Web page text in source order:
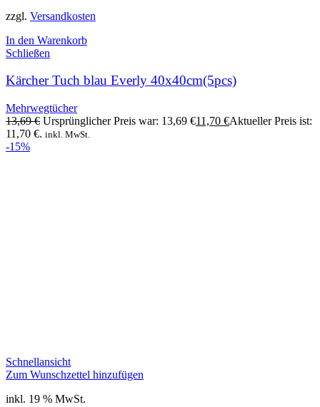
zzgl. Versandkosten
In den Warenkorb
Schließen
Kärcher Tuch blau Everly 40x40cm(5pcs)
Mehrwegtücher
13,69€ Ursprünglicher Preis war: 13,69 €11,70 €Aktueller Preis ist:
11,70 €. inkl. MwSt.
-15%
Schnellansicht
Zum Wunschzettel hinzufügen
inkl. 19 % MwSt.